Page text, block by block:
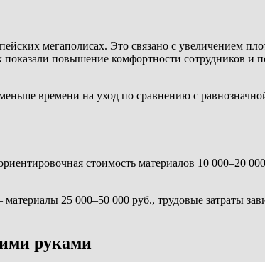
мегаполисах. Это связано с увеличением
повышение комфортности сотрудников и
времени на уход по сравнению с
стоимость материалов 10 000–20
25 000–50 000 руб., трудовые затраты
руками